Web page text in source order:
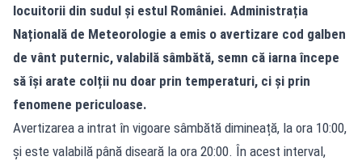
locuitorii din sudul și estul României. Administrația
Națională de Meteorologie a emis o avertizare cod galben
de vânt puternic, valabilă sâmbătă, semn că iarna începe
să își arate colții nu doar prin temperaturi, ci și prin
fenomene periculoase.
Avertizarea a intrat în vigoare sâmbătă dimineață, la ora 10:00,
și este valabilă până diseară la ora 20:00. În acest interval,